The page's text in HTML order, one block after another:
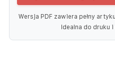
Wersja PDF zawiera pełny
Idealna do druku